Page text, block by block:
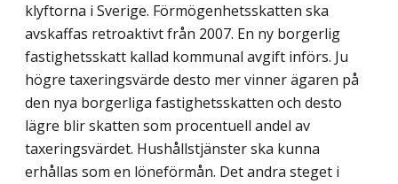
klyftorna i Sverige. Förmögenhetsskatten ska
avskaffas retroaktivt från 2007. En ny borgerlig
fastighetsskatt kallad kommunal avgift införs. Ju
högre taxeringsvärde desto mer vinner ägaren på
den nya borgerliga fastighetsskatten och desto
lägre blir skatten som procentuell andel av
taxeringsvärdet. Hushållstjänster ska kunna
erhållas som en löneförmån. Det andra steget i